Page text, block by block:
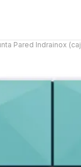
Pared Indrainox